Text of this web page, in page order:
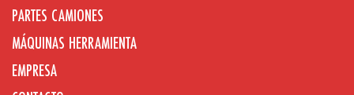
PARTES CAMIONES
MÁQUINAS HERRAMIENTA
EMPRESA